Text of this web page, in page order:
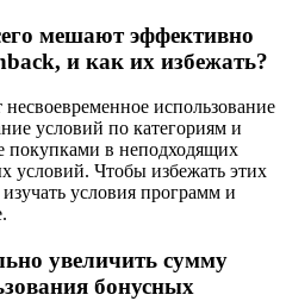
мешают эффективно
и как их избежать?
использование
условий по категориям и
покупками в неподходящих
условий. Чтобы избежать этих
условия программ и
увеличить сумму
бонусных